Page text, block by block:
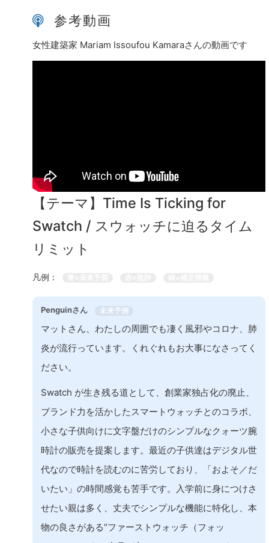
参考動画
女性建築家 Mariam Issoufou Kamaraさんの動画です
【テーマ】Time Is Ticking for
Swatch / スウォッチに迫るタイム
リミット
凡例：
Penguinさん 未来予測
マットさん、わたしの周囲でも凄く風邪やコロナ、肺
炎が流行っています。くれぐれもお大事になさってく
ださい。
Swatch が生き残る道として、創業家独占化の廃止、
ブランド力を活かしたスマートウォッチとのコラボ、
小さな子供向けに文字盤だけのシンプルなクォーツ腕
時計の販売を提案します。最近の子供達はデジタル世
代なので時計を読むのに苦労しており、「およそ／だ
いたい」の時間感覚も苦手です。入学前に身につけさ
せたい親は多く、丈夫でシンプルな機能に特化し、本
物の良さがある“ファーストウォッチ（フォッ